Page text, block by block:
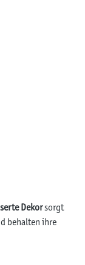
Dekorsorgt
behalten ihre